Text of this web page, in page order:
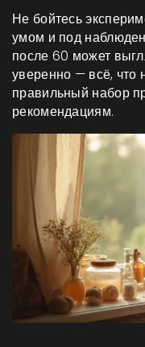
Не бойтесь
умом и под
после 60 может
уверенно — всё, что
правильный набор
рекомендациям.